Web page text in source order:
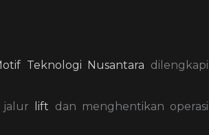
Teknologi Nusantara dilengkapi
jalur lift dan menghentikan operasi